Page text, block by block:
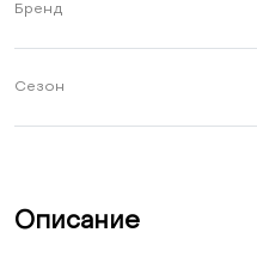
Бренд
Сезон
Описание